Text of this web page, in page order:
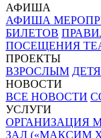
АФИША
АФИША
БИЛЕТОВ
ПОСЕЩЕНИЯ
ПРОЕКТЫ
ВЗРОСЛЫМ
НОВОСТИ
ВСЕ НОВОСТИ
УСЛУГИ
ОРГАНИЗАЦИЯ
ЗАЛ («МАКСИМ